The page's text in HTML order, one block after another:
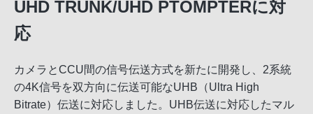
UHD TRUNK/UHD PTOMPTERに対
応
カメラとCCU間の信号伝送方式を新たに開発し、2系統
の4K信号を双方向に伝送可能なUHB（Ultra High
Bitrate）伝送に対応しました。UHB伝送に対応したマル